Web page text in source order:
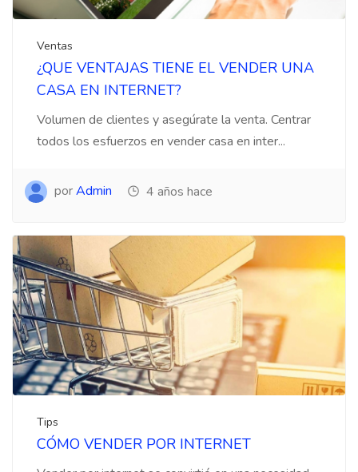
Ventas
¿QUE VENTAJAS TIENE EL VENDER UNA
CASA EN INTERNET?
Volumen de clientes y asegúrate la venta. Centrar
todos los esfuerzos en vender casa en inter...
porAdmin 4 años hace
Tips
CÓMO VENDER POR INTERNET